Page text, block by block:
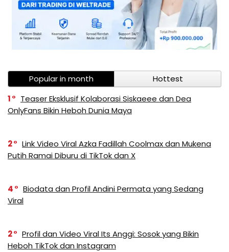
Popular in month
Hottest
1
Teaser Eksklusif Kolaborasi Siskaeee dan Dea
OnlyFans Bikin Heboh Dunia Maya
2
Link Video Viral Azka Fadillah Coolmax dan Mukena
Putih Ramai Diburu di TikTok dan X
4
Biodata dan Profil Andini Permata yang Sedang
Viral
2
Profil dan Video Viral Its Anggi: Sosok yang Bikin
Heboh TikTok dan Instagram